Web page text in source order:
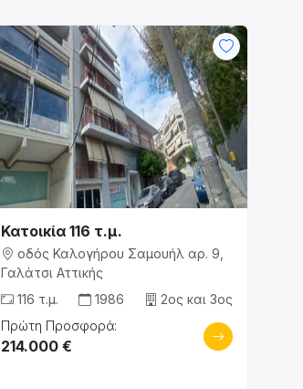
Κατοικία 116 τ.μ.
οδός Καλογήρου Σαμουήλ αρ. 9,
Γαλάτσι Αττικής
116 τ.μ.
1986
2ος και 3ος
Πρώτη Προσφορά:
214.000 €